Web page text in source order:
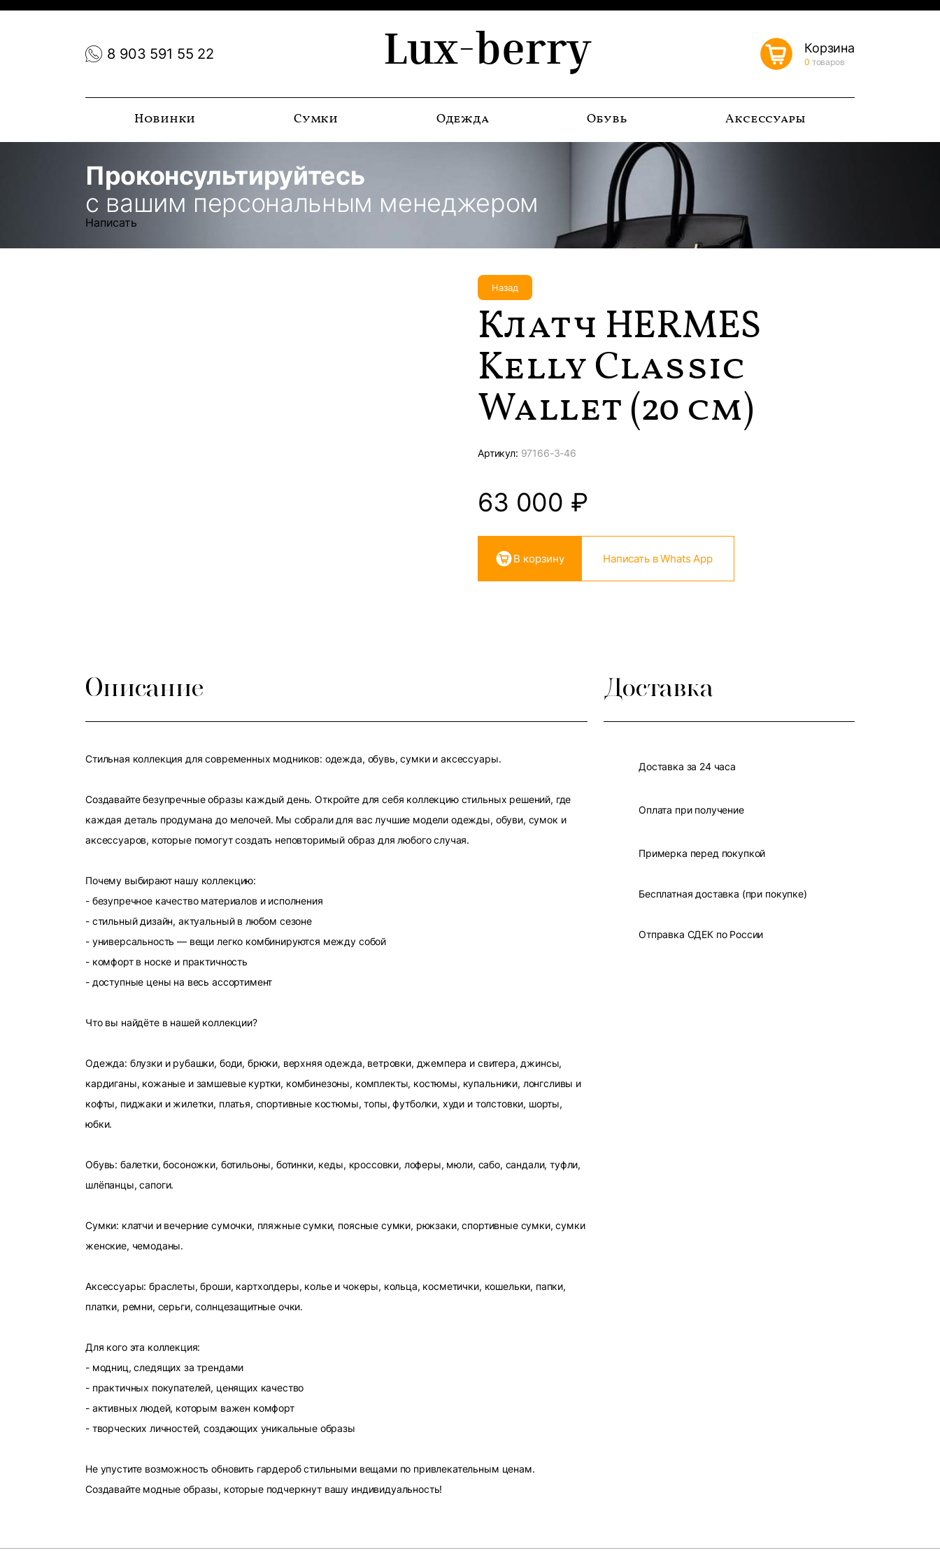
8 903 591 55 22 Lux-berry Корзина
0 товаров
Новинки Сумки Одежда Обувь Аксессуары
Проконсультируйтесь
с вашим персональным менеджером
Написать
Назад
Клатч HERMES
Kelly Classic
Wallet (20 см)
Артикул: 97166-3-46
63 000 ₽
В корзину Написать в Whats App
Описание
Стильная коллекция для современных модников: одежда, обувь, сумки и аксессуары.
Создавайте безупречные образы каждый день. Откройте для себя коллекцию стильных решений, где
каждая деталь продумана до мелочей. Мы собрали для вас лучшие модели одежды, обуви, сумок и
аксессуаров, которые помогут создать неповторимый образ для любого случая.
Почему выбирают нашу коллекцию:
- безупречное качество материалов и исполнения
- стильный дизайн, актуальный в любом сезоне
- универсальность — вещи легко комбинируются между собой
- комфорт в носке и практичность
- доступные цены на весь ассортимент
Что вы найдёте в нашей коллекции?
Одежда: блузки и рубашки, боди, брюки, верхняя одежда, ветровки, джемпера и свитера, джинсы,
кардиганы, кожаные и замшевые куртки, комбинезоны, комплекты, костюмы, купальники, лонгсливы и
кофты, пиджаки и жилетки, платья, спортивные костюмы, топы, футболки, худи и толстовки, шорты,
юбки.
Обувь: балетки, босоножки, ботильоны, ботинки, кеды, кроссовки, лоферы, мюли, сабо, сандали, туфли,
шлёпанцы, сапоги.
Сумки: клатчи и вечерние сумочки, пляжные сумки, поясные сумки, рюкзаки, спортивные сумки, сумки
женские, чемоданы.
Аксессуары: браслеты, броши, картхолдеры, колье и чокеры, кольца, косметички, кошельки, папки,
платки, ремни, серьги, солнцезащитные очки.
Для кого эта коллекция:
- модниц, следящих за трендами
- практичных покупателей, ценящих качество
- активных людей, которым важен комфорт
- творческих личностей, создающих уникальные образы
Не упустите возможность обновить гардероб стильными вещами по привлекательным ценам.
Создавайте модные образы, которые подчеркнут вашу индивидуальность!
Доставка
Доставка за 24 часа
Оплата при получение
Примерка перед покупкой
Бесплатная доставка (при покупке)
Отправка СДЕК по России